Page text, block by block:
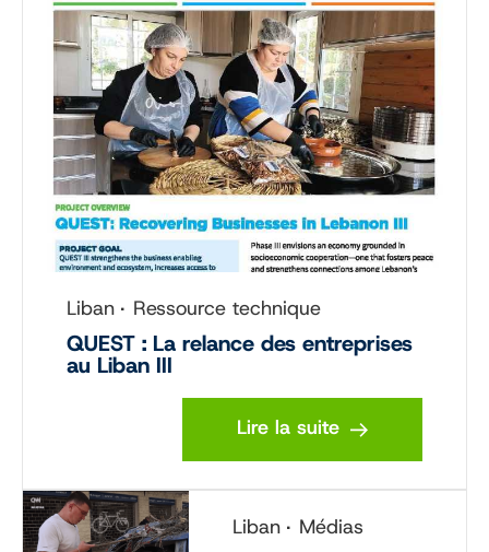
Liban Ressource technique
QUEST : La relance des entreprises
au Liban III
Lire la suite
Liban Médias